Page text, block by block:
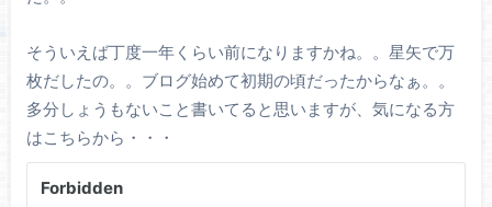
そういえば丁度一年くらい前になりますかね。。星矢で万
枚だしたの。。ブログ始めて初期の頃だったからなぁ。。
多分しょうもないこと書いてると思いますが、気になる方
はこちらから・・・